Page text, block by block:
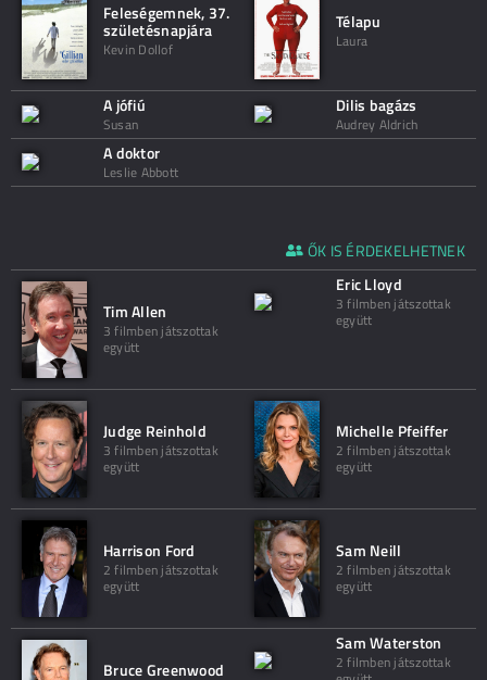
Feleségemnek, 37.
születésnapjára
Kevin Dollof
Télapu
Laura
A jófiú
Susan
Dilis bagázs
Audrey Aldrich
A doktor
Leslie Abbott
ŐK IS ÉRDEKELHETNEK
Tim Allen
3 filmben játszottak
együtt
Eric Lloyd
3 filmben játszottak
együtt
Judge Reinhold
3 filmben játszottak
együtt
Michelle Pfeiffer
2 filmben játszottak
együtt
Harrison Ford
2 filmben játszottak
együtt
Sam Neill
2 filmben játszottak
együtt
Bruce Greenwood
Sam Waterston
2 filmben játszottak